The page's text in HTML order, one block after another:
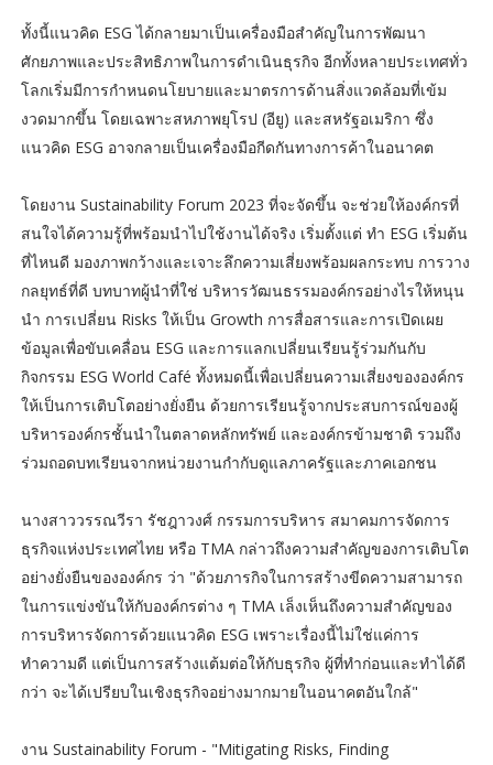
ทั้งนี้แนวคิด ESG ได้กลายมาเป็นเครื่องมือสำคัญในการพัฒนา
ศักยภาพและประสิทธิภาพในการดำเนินธุรกิจ อีกทั้งหลายประเทศทั่ว
โลกเริ่มมีการกำหนดนโยบายและมาตรการด้านสิ่งแวดล้อมที่เข้ม
งวดมากขึ้น โดยเฉพาะสหภาพยุโรป (อียู) และสหรัฐอเมริกา ซึ่ง
แนวคิด ESG อาจกลายเป็นเครื่องมือกีดกันทางการค้าในอนาคต
โดยงาน Sustainability Forum 2023 ที่จะจัดขึ้น จะช่วยให้องค์กรที่
สนใจได้ความรู้ที่พร้อมนำไปใช้งานได้จริง เริ่มตั้งแต่ ทำ ESG เริ่มต้น
ที่ไหนดี มองภาพกว้างและเจาะลึกความเสี่ยงพร้อมผลกระทบ การวาง
กลยุทธ์ที่ดี บทบาทผู้นำที่ใช่ บริหารวัฒนธรรมองค์กรอย่างไรให้หนุน
นำ การเปลี่ยน Risks ให้เป็น Growth การสื่อสารและการเปิดเผย
ข้อมูลเพื่อขับเคลื่อน ESG และการแลกเปลี่ยนเรียนรู้ร่วมกันกับ
กิจกรรม ESG World Café ทั้งหมดนี้เพื่อเปลี่ยนความเสี่ยงขององค์กร
ให้เป็นการเติบโตอย่างยั่งยืน ด้วยการเรียนรู้จากประสบการณ์ของผู้
บริหารองค์กรชั้นนำในตลาดหลักทรัพย์ และองค์กรข้ามชาติ รวมถึง
ร่วมถอดบทเรียนจากหน่วยงานกำกับดูแลภาครัฐและภาคเอกชน
นางสาววรรณวีรา รัชฎาวงศ์ กรรมการบริหาร สมาคมการจัดการ
ธุรกิจแห่งประเทศไทย หรือ TMA กล่าวถึงความสำคัญของการเติบโต
อย่างยั่งยืนขององค์กร ว่า "ด้วยภารกิจในการสร้างขีดความสามารถ
ในการแข่งขันให้กับองค์กรต่าง ๆ TMA เล็งเห็นถึงความสำคัญของ
การบริหารจัดการด้วยแนวคิด ESG เพราะเรื่องนี้ไม่ใช่แค่การ
ทำความดี แต่เป็นการสร้างแต้มต่อให้กับธุรกิจ ผู้ที่ทำก่อนและทำได้ดี
กว่า จะได้เปรียบในเชิงธุรกิจอย่างมากมายในอนาคตอันใกล้"
งาน Sustainability Forum - "Mitigating Risks, Finding